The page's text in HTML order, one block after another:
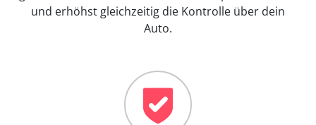
und erhöhst gleichzeitig die Kontrolle über dein
Auto.